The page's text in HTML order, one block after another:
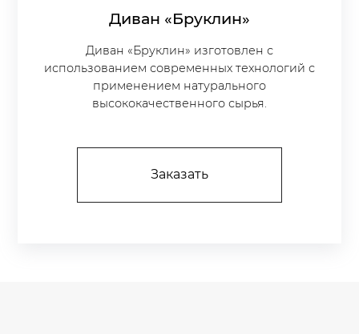
Диван «Бруклин»
Диван «Бруклин» изготовлен с
использованием современных технологий с
применением натурального
высококачественного сырья.
Заказать